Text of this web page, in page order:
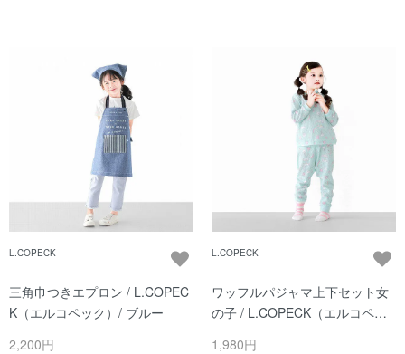
L.COPECK
三角巾つきエプロン / L.COPEC
K（エルコペック）/ ブルー
2,200円
L.COPECK
ワッフルパジャマ上下セット女
の子 / L.COPECK（エルコペッ
1,980円